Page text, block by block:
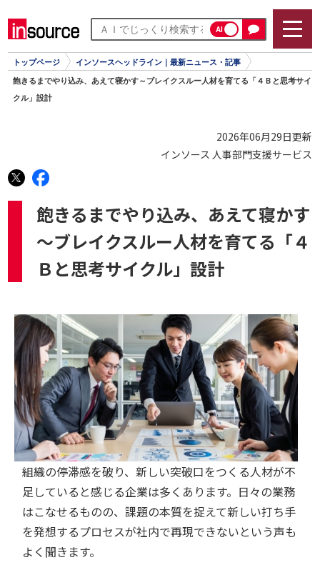
AI
トップページ インソースヘッドライン｜最新ニュース・記事
飽きるまでやり込み、あえて寝かす～ブレイクスルー人材を育てる「４Ｂと思考サイ
クル」設計
2026年06月29日更新
インソース 人事部門支援サービス
飽きるまでやり込み、あえて寝かす
～ブレイクスルー人材を育てる「４
Ｂと思考サイクル」設計
組織の停滞感を破り、新しい突破口をつくる人材が不
足していると感じる企業は多くあります。日々の業務
はこなせるものの、課題の本質を捉えて新しい打ち手
を発想するプロセスが社内で再現できないという声も
よく聞きます。